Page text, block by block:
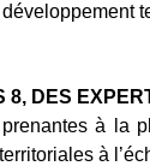
DES
à
à